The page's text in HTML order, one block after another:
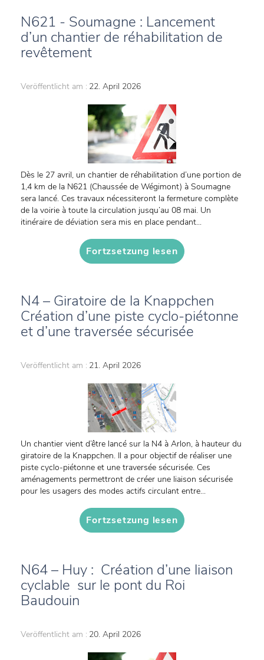
N621 - Soumagne : Lancement
d’un chantier de réhabilitation de
revêtement
Veröffentlicht am : 22. April 2026
Dès le 27 avril, un chantier de réhabilitation d’une portion de
1,4 km de la N621 (Chaussée de Wégimont) à Soumagne
sera lancé. Ces travaux nécessiteront la fermeture complète
de la voirie à toute la circulation jusqu’au 08 mai. Un
itinéraire de déviation sera mis en place pendant...
Fortzsetzung lesen
N4 – Giratoire de la Knappchen
Création d’une piste cyclo-piétonne
et d’une traversée sécurisée
Veröffentlicht am : 21. April 2026
Un chantier vient d’être lancé sur la N4 à Arlon, à hauteur du
giratoire de la Knappchen. Il a pour objectif de réaliser une
piste cyclo-piétonne et une traversée sécurisée. Ces
aménagements permettront de créer une liaison sécurisée
pour les usagers des modes actifs circulant entre...
Fortzsetzung lesen
N64 – Huy : Création d’une liaison
cyclable sur le pont du Roi
Baudouin
Veröffentlicht am : 20. April 2026